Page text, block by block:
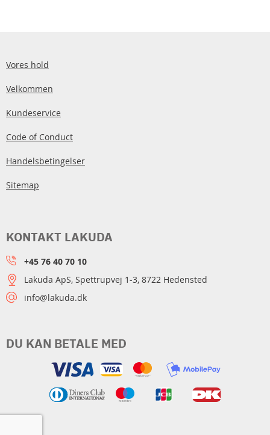
Vores hold
Velkommen
Kundeservice
Code of Conduct
Handelsbetingelser
Sitemap
DU KAN BETALE MED
KONTAKT LAKUDA
+45 76 40 70 10
Lakuda ApS, Spettrupvej 1-3, 8722 Hedensted
info@lakuda.dk